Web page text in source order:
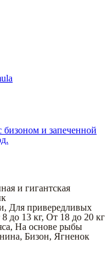
бизоном и запеченной
и гигантская
, Для привередливых
до 13 кг, От 18 до 20 кг
, На основе рыбы
, Бизон, Ягненок